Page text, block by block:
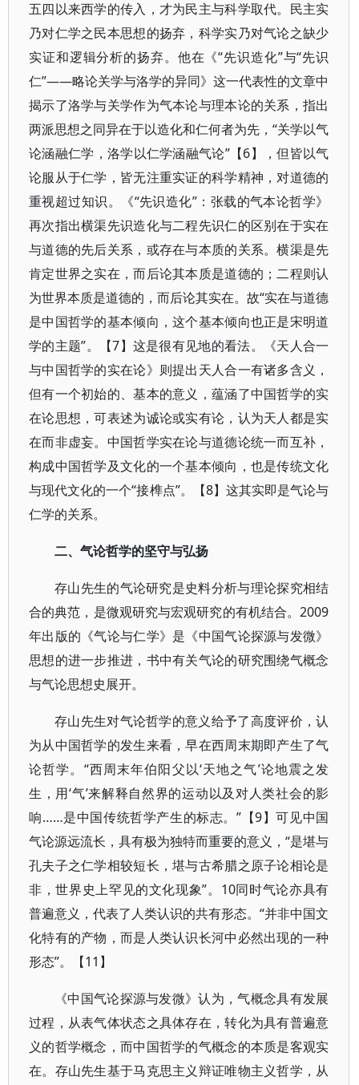
五四以来西学的传入，才为民主与科学取代。民主实
乃对仁学之民本思想的扬弃，科学实乃对气论之缺少
实证和逻辑分析的扬弃。他在《“先识造化”与“先识
仁”——略论关学与洛学的异同》这一代表性的文章中
揭示了洛学与关学作为气本论与理本论的关系，指出
两派思想之同异在于以造化和仁何者为先，“关学以气
论涵融仁学，洛学以仁学涵融气论”【6】，但皆以气
论服从于仁学，皆无注重实证的科学精神，对道德的
重视超过知识。《“先识造化”：张载的气本论哲学》
再次指出横渠先识造化与二程先识仁的区别在于实在
与道德的先后关系，或存在与本质的关系。横渠是先
肯定世界之实在，而后论其本质是道德的；二程则认
为世界本质是道德的，而后论其实在。故“实在与道德
是中国哲学的基本倾向，这个基本倾向也正是宋明道
学的主题”。【7】这是很有见地的看法。《天人合一
与中国哲学的实在论》则提出天人合一有诸多含义，
但有一个初始的、基本的意义，蕴涵了中国哲学的实
在论思想，可表述为诚论或实有论，认为天人都是实
在而非虚妄。中国哲学实在论与道德论统一而互补，
构成中国哲学及文化的一个基本倾向，也是传统文化
与现代文化的一个“接榫点”。【8】这其实即是气论与
仁学的关系。
二、气论哲学的坚守与弘扬
存山先生的气论研究是史料分析与理论探究相结
合的典范，是微观研究与宏观研究的有机结合。2009
年出版的《气论与仁学》是《中国气论探源与发微》
思想的进一步推进，书中有关气论的研究围绕气概念
与气论思想史展开。
存山先生对气论哲学的意义给予了高度评价，认
为从中国哲学的发生来看，早在西周末期即产生了气
论哲学。“西周末年伯阳父以‘天地之气’论地震之发
生，用‘气’来解释自然界的运动以及对人类社会的影
响……是中国传统哲学产生的标志。”【9】可见中国
气论源远流长，具有极为独特而重要的意义，“是堪与
孔夫子之仁学相较短长，堪与古希腊之原子论相论是
非，世界史上罕见的文化现象”。10同时气论亦具有
普遍意义，代表了人类认识的共有形态。“并非中国文
化特有的产物，而是人类认识长河中必然出现的一种
形态”。【11】
《中国气论探源与发微》认为，气概念具有发展
过程，从表气体状态之具体存在，转化为具有普遍意
义的哲学概念，而中国哲学的气概念的本质是客观实
在。存山先生基于马克思主义辩证唯物主义哲学，从